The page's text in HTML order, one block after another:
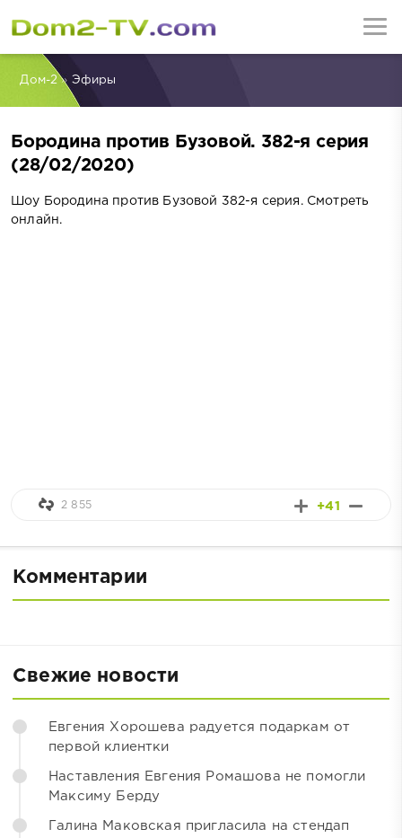
Дом-2» Эфиры
Бородина против Бузовой. 382-я серия
(28/02/2020)
Шоу Бородина против Бузовой 382-я серия. Смотреть
онлайн.
+41
2 855
Комментарии
Свежие новости
Евгения Хорошева радуется подаркам от
первой клиентки
Наставления Евгения Ромашова не помогли
Максиму Берду
Галина Маковская пригласила на стендап